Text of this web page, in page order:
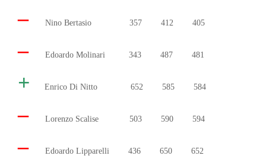
–Nino Bertasio 357 412 405
–Edoardo Molinari 343 487 481
+ Enrico Di Nitto 652 585 584
–Lorenzo Scalise 503 590 594
–Edoardo Lipparelli 436 650 652